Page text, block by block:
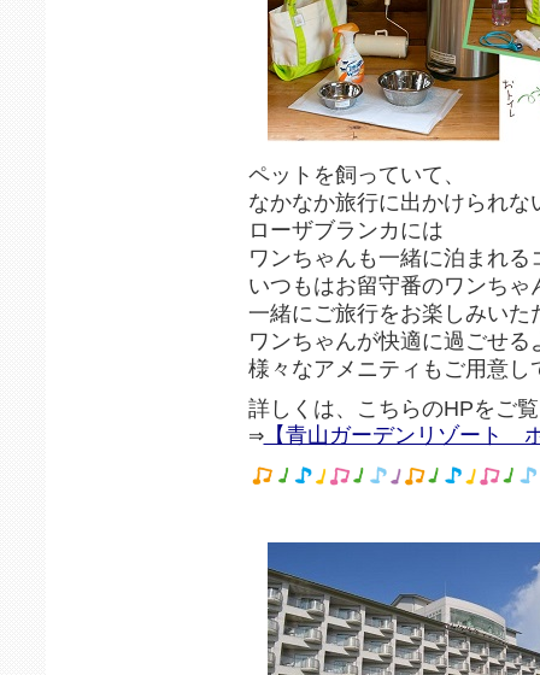
ペットを飼っていて、
なかなか旅行に出かけられ
ローザブランカには
ワンちゃんも一緒に泊まれ
いつもはお留守番のワンちゃ
一緒にご旅行をお楽しみいた
ワンちゃんが快適に過ごせる
様々なアメニティもご用意し
詳しくは、こちらのHPをご
⇒【青山ガーデンリゾート